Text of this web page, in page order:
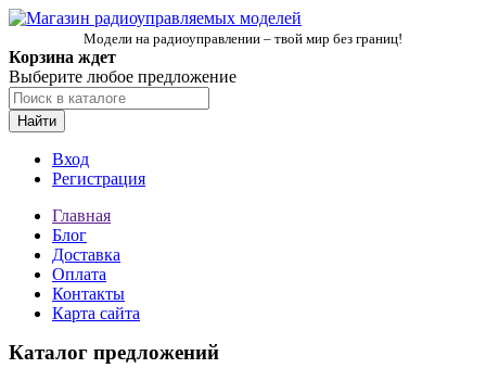
Модели на радиоуправлении – твой мир без границ!
Корзина ждет
Выберите любое предложение
Найти
Вход
Регистрация
Главная
Блог
Доставка
Оплата
Контакты
Карта сайта
Каталог предложений